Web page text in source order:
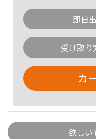
即日
受け取り
カ
欲しい